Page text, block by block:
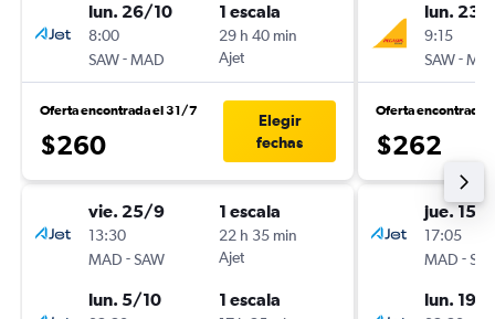
lun. 26/10
8:00
SAW-MAD
1 escala
29 h 40 min
Ajet
Oferta encontrada el 31/7
$260
Elegir
fechas
vie. 25/9
13:30
MAD -SAW
1 escala
22 h 35 min
Ajet
lun. 5/10 1 escala
lun. 23/
9:15
SAW-
Oferta encontrada
$262
jue. 15/
17:05
MAD -
lun. 19/